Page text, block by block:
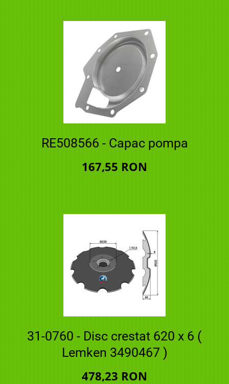
RE508566 - Capac pompa
167,55 RON
31-0760 - Disc crestat 620 x 6 (
Lemken 3490467 )
478,23 RON